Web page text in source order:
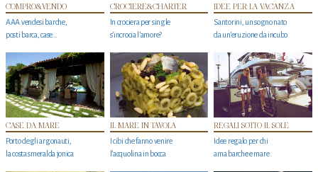
COMPRO&VENDO
AAA vendesi barche,
posti barca, case…
CROCIERE&CHARTER
In crociera per single
s'incrocia l’amore?
IDEE PER LA VACANZA
Santorini, un sogno nato
da un’eruzione da incubo
CASE DA MARE
Porto degli argonauti,
la costa smeralda jonica
IL MARE IN TAVOLA
I cibi che fanno venire
l’acquolina in bocca
REGALI SOTTO IL SOLE
Idee regalo per chi
ama barche e mare